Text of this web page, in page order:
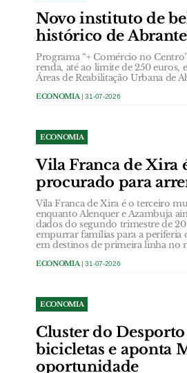
Novo instituto de
histórico de
Programa “+ Comércio no
renda, até ao limite de 250 euros,
Áreas de Reabilitação Urbana de
ECONOMIA | 31-07-2026
ECONOMIA
Vila Franca de Xira
procurado para
Vila Franca de Xira é o terceiro
enquanto Alenquer e Azambuja
dados do segundo trimestre de
empurrar famílias para a periferia
em destinos de primeira linha no
ECONOMIA | 31-07-2026
ECONOMIA
Cluster do
bicicletas e aponta
oportunidade